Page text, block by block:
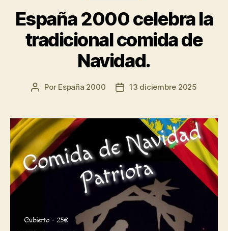
España 2000 celebra la
tradicional comida de
Navidad.
Por España 2000 13 diciembre 2025